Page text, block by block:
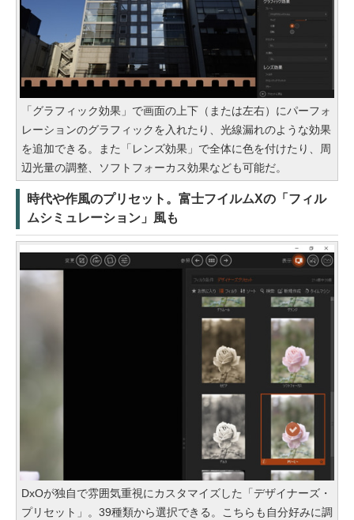
「グラフィック効果」で画面の上下（または左右）にパーフォ
レーションのグラフィックを入れたり、光線漏れのような効果
を追加できる。また「レンズ効果」で全体に色を付けたり、周
辺光量の調整、ソフトフォーカス効果なども可能だ。
時代や作風のプリセット。富士フイルムXの「フィル
ムシミュレーション」風も
DxOが独自で雰囲気重視にカスタマイズした「デザイナーズ・
プリセット」。39種類から選択できる。こちらも自分好みに調